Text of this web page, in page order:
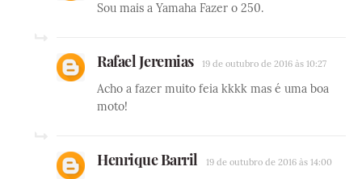
Sou mais a Yamaha Fazer o 250.
Rafael Jeremias 19 de outubro de 2016 às 10:27
Acho a fazer muito feia kkkk mas é uma boa
moto!
Henrique Barril 19 de outubro de 2016 às 14:00